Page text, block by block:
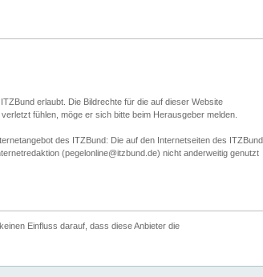
erlaubt. Die Bildrechte für die auf dieser Website
fühlen, möge er sich bitte beim Herausgeber melden.
des ITZBund: Die auf den Internetseiten des ITZBund
(pegelonline@itzbund.de) nicht anderweitig genutzt
Einfluss darauf, dass diese Anbieter die